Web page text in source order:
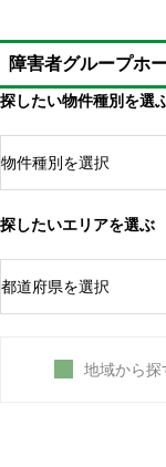
障害者グループホ
探したい物件種別を選
探したいエリアを選ぶ
地域から探
一般的には
実際の就職
用
健常者と同じ
のは可能
身体障害者
障害者手帳を